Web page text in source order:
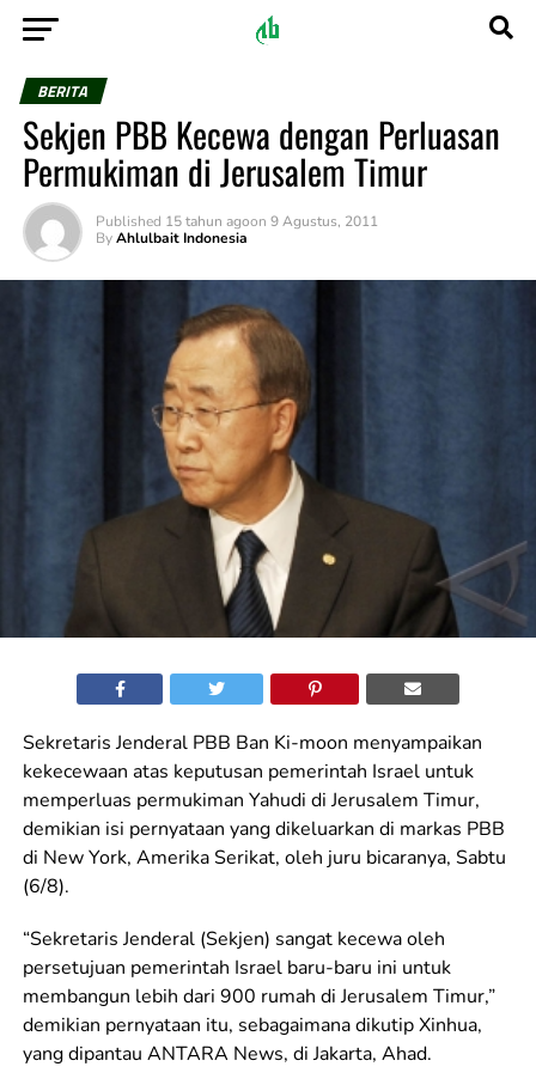
BERITA
Sekjen PBB Kecewa dengan Perluasan
Permukiman di Jerusalem Timur
Published 15 tahun agoon 9 Agustus, 2011
By Ahlulbait Indonesia
Sekretaris Jenderal PBB Ban Ki-moon menyampaikan
kekecewaan atas keputusan pemerintah Israel untuk
memperluas permukiman Yahudi di Jerusalem Timur,
demikian isi pernyataan yang dikeluarkan di markas PBB
di New York, Amerika Serikat, oleh juru bicaranya, Sabtu
(6/8).
“Sekretaris Jenderal (Sekjen) sangat kecewa oleh
persetujuan pemerintah Israel baru-baru ini untuk
membangun lebih dari 900 rumah di Jerusalem Timur,”
demikian pernyataan itu, sebagaimana dikutip Xinhua,
yang dipantau ANTARA News, di Jakarta, Ahad.